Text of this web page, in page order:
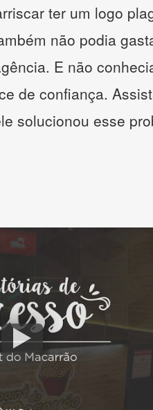
ter um logo
não podia
E não
de confiança.
solucionou esse